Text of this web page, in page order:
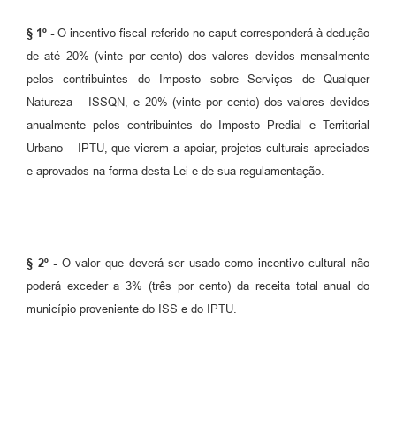
§ 1º -O incentivo fiscal referido no caput corresponderá à dedução
de até 20% (vinte por cento) dos valores devidos mensalmente
pelos contribuintes do Imposto sobre Serviços de Qualquer
Natureza – ISSQN, e 20% (vinte por cento) dos valores devidos
anualmente pelos contribuintes do Imposto Predial e Territorial
Urbano – IPTU, que vierem a apoiar, projetos culturais apreciados
e aprovados na forma desta Lei e de sua regulamentação.
§ 2º -O valor que deverá ser usado como incentivo cultural não
poderá exceder a 3% (três por cento) da receita total anual do
município proveniente do ISS e do IPTU.